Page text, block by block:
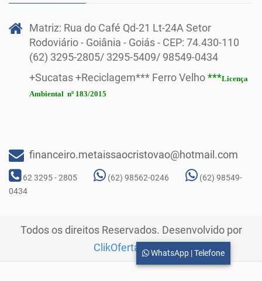
Matriz: Rua do Café Qd-21 Lt-24A Setor
Rodoviário - Goiânia - Goiás - CEP: 74.430-110
(62) 3295-2805/ 3295-5409/ 98549-0434
+Sucatas +Reciclagem*** Ferro Velho ***Licença
Ambiental nº 183/2015
financeiro.metaissaocristovao@hotmail.com
62 3295 - 2805 (62) 98562-0246
(62) 98549-
0434
Todos os direitos Reservados. Desenvolvido por
ClikOfertas.comWhatsApp | Telefone